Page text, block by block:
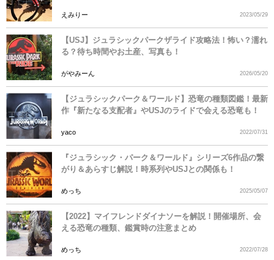
えみりー 2023/05/29
【USJ】ジュラシックパークザライド攻略法！怖い？濡れ
る？待ち時間やお土産、写真も！
がやみーん 2026/05/20
【ジュラシックパーク＆ワールド】恐竜の種類図鑑！最新
作『新たなる支配者』やUSJのライドで会える恐竜も！
yaco 2022/07/31
『ジュラシック・パーク＆ワールド』シリーズ6作品の繋
がり＆あらすじ解説！時系列やUSJとの関係も！
めっち 2025/05/07
【2022】マイフレンドダイナソーを解説！開催場所、会
える恐竜の種類、鑑賞時の注意まとめ
めっち 2022/07/28